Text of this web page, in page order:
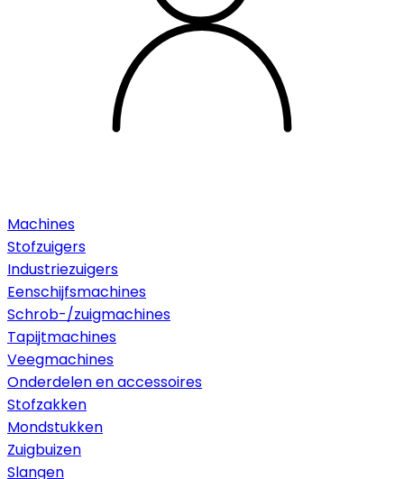
Machines
Stofzuigers
Industriezuigers
Eenschijfsmachines
Schrob-/zuigmachines
Tapijtmachines
Veegmachines
Onderdelen en accessoires
Stofzakken
Mondstukken
Zuigbuizen
Slangen